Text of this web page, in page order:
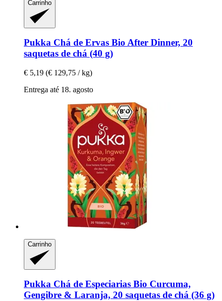
Carrinho
Pukka Chá de Ervas Bio After Dinner, 20
saquetas de chá (40 g)
€ 5,19 (€ 129,75 / kg)
Entrega até 18. agosto
Carrinho
Pukka Chá de Especiarias Bio Curcuma,
Gengibre & Laranja, 20 saquetas de chá (36 g)